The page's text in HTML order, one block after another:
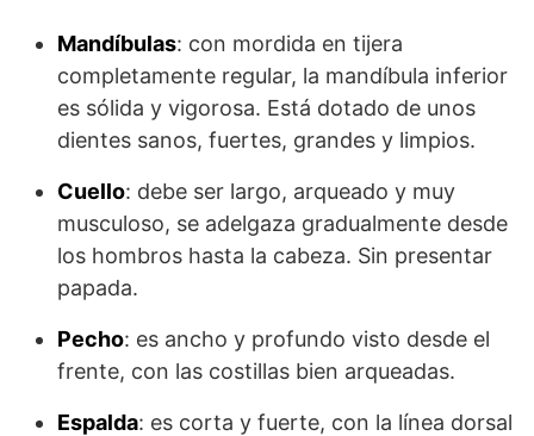
Mandíbulas: con mordida en tijera
completamente regular, la mandíbula inferior
es sólida y vigorosa. Está dotado de unos
dientes sanos, fuertes, grandes y limpios.
Cuello: debe ser largo, arqueado y muy
musculoso, se adelgaza gradualmente desde
los hombros hasta la cabeza. Sin presentar
papada.
Pecho: es ancho y profundo visto desde el
frente, con las costillas bien arqueadas.
Espalda: es corta y fuerte, con la línea dorsal